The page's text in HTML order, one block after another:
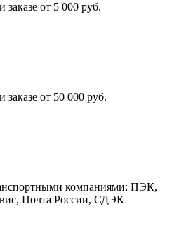
от 5 000 руб.
от 50 000 руб.
компаниями: ПЭК,
Почта России, СДЭК